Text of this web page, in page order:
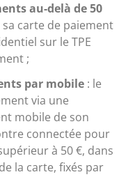
au-delà de 50
carte de paiement
sur le TPE
;
par mobile : le
via une
mobile de son
connectée pour
à 50 €, dans
la carte, fixés par